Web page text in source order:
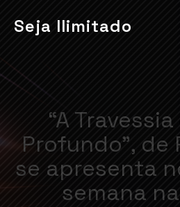
Seja Ilimitado
“A
Profundo”, de
se apresenta
semana